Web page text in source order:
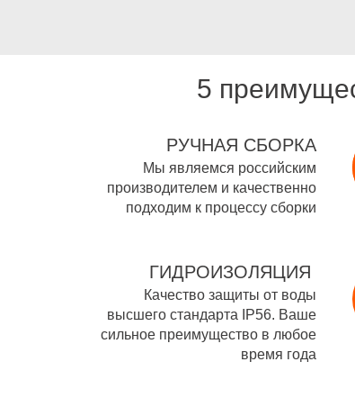
5
РУЧНАЯ СБОРКА
Мы являемся российским
производителем и качественно
подходим к процессу сборки
ГИДРОИЗОЛЯЦИЯ
Качество защиты от воды
высшего стандарта IP56. Ваше
сильное преимущество в любое
время года